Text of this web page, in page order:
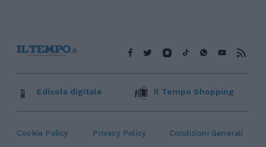
Cookie Policy Privacy Policy Condizioni Generali
Edicola digitale Il Tempo Shopping